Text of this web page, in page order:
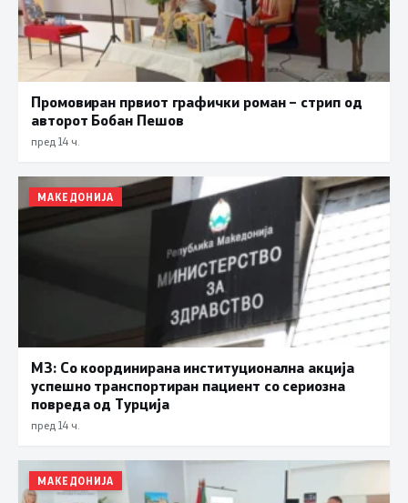
Промовиран првиот графички роман – стрип од
авторот Бобан Пешов
пред 14 ч.
МАКЕДОНИЈА
МЗ: Со координирана институционална акција
успешно транспортиран пациент со сериозна
повреда од Турција
пред 14 ч.
МАКЕДОНИЈА